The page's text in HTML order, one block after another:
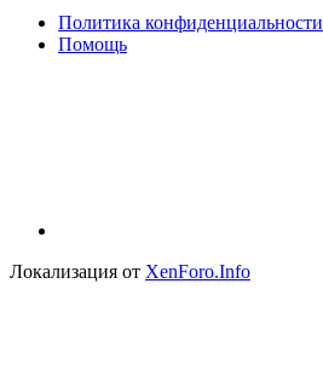
Политика конфиденциальности
Помощь
Локализация от XenForo.Info